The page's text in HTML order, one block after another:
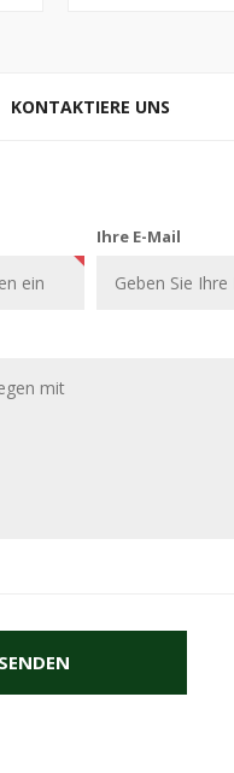
KONTAKTIERE UNS
Ihre E-Mail